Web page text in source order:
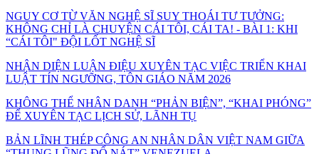
NGUY CƠ TỪ VĂN NGHỆ SĨ SUY THOÁI TƯ TƯỞNG:
KHÔNG CHỈ LÀ CHUYỆN CÁI TÔI, CÁI TA! - BÀI 1: KHI
“CÁI TÔI" ĐỘI LỐT NGHỆ SĨ
NHẬN DIỆN LUẬN ĐIỆU XUYÊN TẠC VIỆC TRIỂN KHAI
LUẬT TÍN NGƯỠNG, TÔN GIÁO NĂM 2026
KHÔNG THỂ NHÂN DANH “PHẢN BIỆN”, “KHAI PHÓNG”
ĐỂ XUYÊN TẠC LỊCH SỬ, LÃNH TỤ
BẢN LĨNH THÉP CÔNG AN NHÂN DÂN VIỆT NAM GIỮA